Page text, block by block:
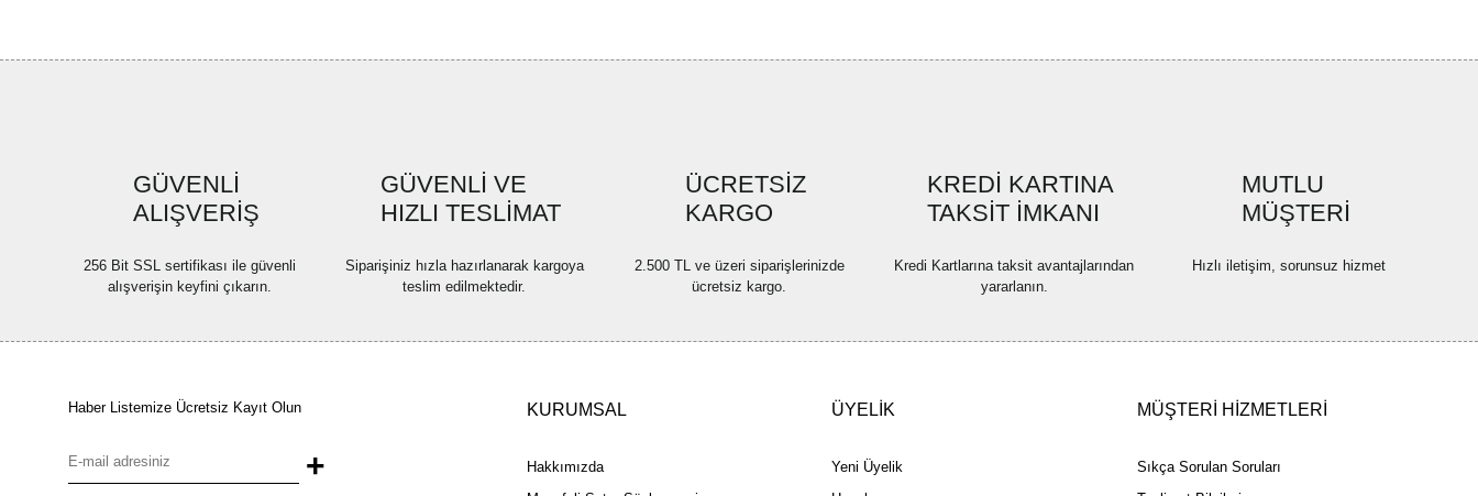
Ürün fiyatı diğer sitelerden daha pahalı.
Bu ürüne benzer farklı alternatifler olmalı.
GÜVENLİ
ALIŞVERİŞ
256 Bit SSL sertifikası ile güvenli
alışverişin keyfini çıkarın.
GÜVENLİ VE
HIZLI TESLİMAT
Siparişiniz hızla hazırlanarak kargoya
teslim edilmektedir.
ÜCRETSİZ
KARGO
2.500 TL ve üzeri siparişlerinizde
ücretsiz kargo.
KREDİ KARTINA
TAKSİT İMKANI
Kredi Kartlarına taksit avantajlarından
yararlanın.
MUTLU
MÜŞTERİ
Hızlı iletişim, sorunsuz hizmet
Haber Listemize Ücretsiz Kayıt Olun
+
KURUMSAL
Hakkımızda
ÜYELİK
Yeni Üyelik
MÜŞTERİ HİZMETLERİ
Sıkça Sorulan Soruları